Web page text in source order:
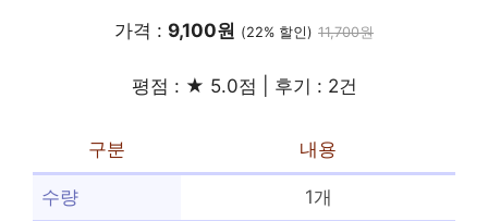
가격 : 9,100원 (22% 할인) 11,700원
평점 : ★ 5.0점 | 후기 : 2건
구분 내용
수량 1개